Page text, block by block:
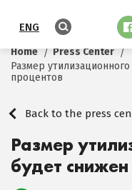
ENG
Home
Press Center
Размер
процентов
Back to the press
Размер
будет